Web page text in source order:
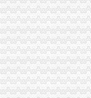
单衍华副局渝中区工商代办
云局五措并举化成品油市渝
涪陵局协调大型超市零利润
南岸区分局开展执法培训力
郭翔副局渝中区工商代办长
荣昌局渝中区代办公司采取
城口局构筑“四道防线”渝中
石柱局“三落实”渝中区代办
高新园“守重”重庆代办营业